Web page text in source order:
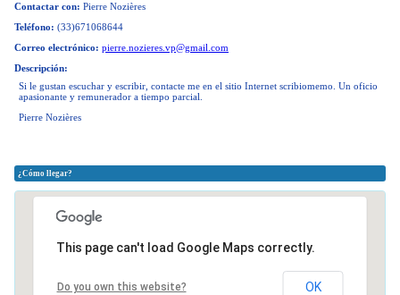
Contactar con: Pierre Nozières
Teléfono: (33)671068644
Correo electrónico: pierre.nozieres.vp@gmail.com
Descripción:
Si le gustan escuchar y escribir, contacte me en el sitio Internet scribiomemo. Un oficio
apasionante y remunerador a tiempo parcial.
Pierre Nozières
¿Cómo llegar?
This page can't load Google Maps correctly.
Do you own this website? OK